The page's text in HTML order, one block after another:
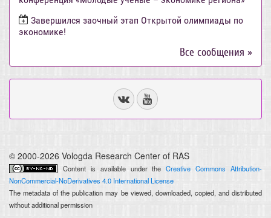
Завершился заочный этап Открытой олимпиады по
экономике!
Все сообщения »
© 2000-2026 Vologda Research Center of RAS
Content is available under theCreative Commons Attribution-
NonCommercial-NoDerivatives 4.0 International License
The metadata of the publication may be viewed, downloaded, copied, and distributed
without additional permission